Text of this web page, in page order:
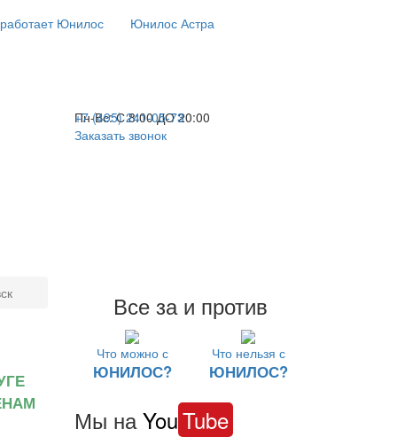
Юнилос Юнилос Астра
+7 (495) 241-05-73
Пн-Вс: С 8:00 ДО 20:00
Заказать звонок
Все за и против
Что можно с
ЮНИЛОС?
Что нельзя с
ЮНИЛОС?
Мы наYouTube